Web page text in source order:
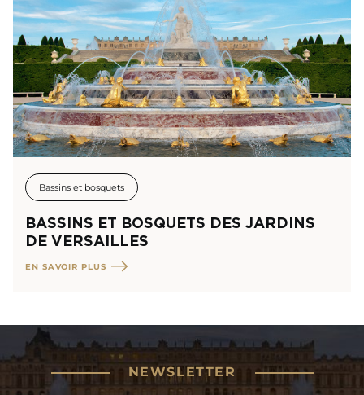
Bassins et bosquets
BASSINS ET BOSQUETS DES JARDINS
DE VERSAILLES
EN SAVOIR PLUS
NEWSLETTER